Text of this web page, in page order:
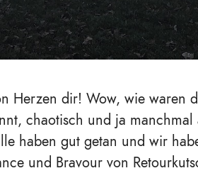
Herzen dir! Wow, wie waren
chaotisch und ja
haben gut getan und wir
und Bravour von